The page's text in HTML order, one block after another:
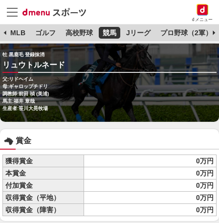
dメニュー
MLB ゴルフ 高校野球 競馬 Jリーグ プロ野球（2軍）
牡 黒鹿毛 登録抹消
リュウトルネード
父:リドヘイム
母:ギャロップチドリ
調教師:前田 禎 (美浦)
馬主:福井 章哉
生産者:笹川大晃牧場
賞金
獲得賞金
0万円
本賞金
0万円
付加賞金
0万円
収得賞金（平地）
0万円
収得賞金（障害）
0万円